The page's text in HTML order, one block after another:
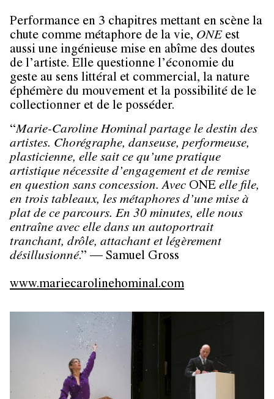
Performance en 3 chapitres mettant en scène la
chute comme métaphore de la vie, ONE est
aussi une ingénieuse mise en abîme des doutes
de l’artiste. Elle questionne l’économie du
geste au sens littéral et commercial, la nature
éphémère du mouvement et la possibilité de le
collectionner et de le posséder.
“Marie-Caroline Hominal partage le destin des
artistes. Chorégraphe, danseuse, performeuse,
plasticienne, elle sait ce qu’une pratique
artistique nécessite d’engagement et de remise
en question sans concession. Avec ONE elle file,
en trois tableaux, les métaphores d’une mise à
plat de ce parcours. En 30 minutes, elle nous
entraîne avec elle dans un autoportrait
tranchant, drôle, attachant et légèrement
désillusionné.” — Samuel Gross
www.mariecarolinehominal.com